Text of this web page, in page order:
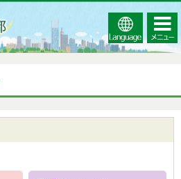
Select
Language
コンテ
ンツメ
ニュー